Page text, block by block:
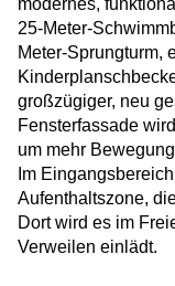
25-Meter-
Meter-Sprungturm,
großzügiger, neu
Fensterfassade
um mehr
Im
Aufenthaltszone,
Dort wird es im
Verweilen einlädt.